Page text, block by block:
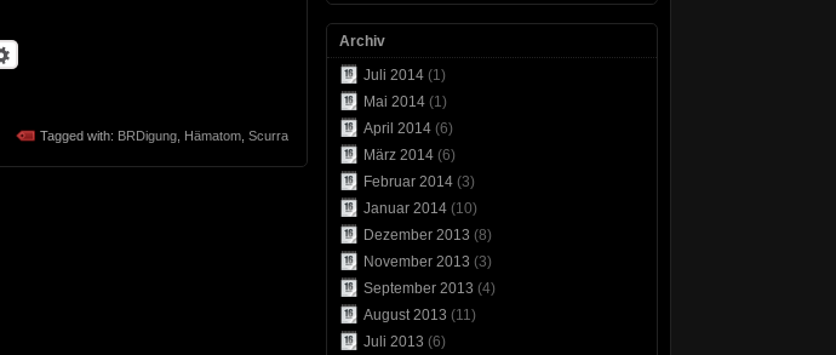
Tagged with: BRDigung Hämatom Scurra
Archiv
Juli 2014 (1)
Mai 2014 (1)
April 2014 (6)
März 2014 (6)
Februar 2014 (3)
Januar 2014 (10)
Dezember 2013 (8)
November 2013 (3)
September 2013 (4)
August 2013 (11)
Juli 2013 (6)